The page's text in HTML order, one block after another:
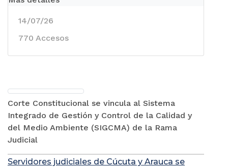
Corte Constitucional se vincula al Sistema
Integrado de Gestión y Control de la Calidad y
del Medio Ambiente (SIGCMA) de la Rama
Judicial
14/07/26
770 Accesos
Servidores judiciales de Cúcuta y Arauca se